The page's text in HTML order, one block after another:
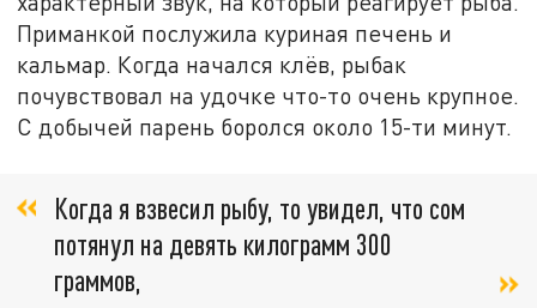
Приманкой послужила куриная печень и
кальмар. Когда начался клёв, рыбак
почувствовал на удочке что-то очень крупное.
С добычей парень боролся около 15-ти минут.
Когда я взвесил рыбу, то увидел, что сом
потянул на девять килограмм 300
граммов,